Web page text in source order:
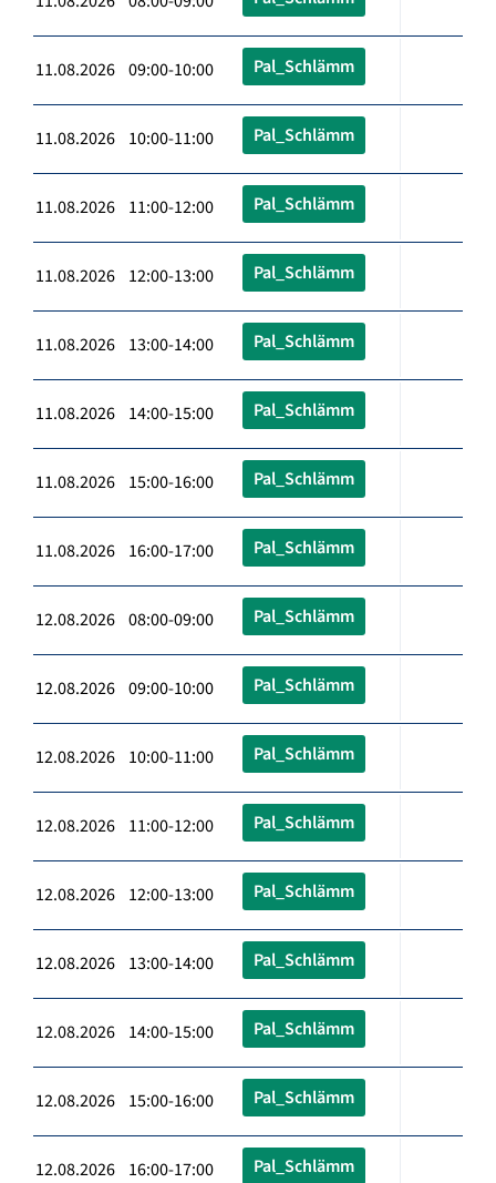
11.08.2026 09:00-10:00 Pal_Schlämm
11.08.2026 10:00-11:00 Pal_Schlämm
11.08.2026 11:00-12:00 Pal_Schlämm
11.08.2026 12:00-13:00 Pal_Schlämm
11.08.2026 13:00-14:00 Pal_Schlämm
11.08.2026 14:00-15:00 Pal_Schlämm
11.08.2026 15:00-16:00 Pal_Schlämm
11.08.2026 16:00-17:00 Pal_Schlämm
12.08.2026 08:00-09:00 Pal_Schlämm
12.08.2026 09:00-10:00 Pal_Schlämm
12.08.2026 10:00-11:00 Pal_Schlämm
12.08.2026 11:00-12:00 Pal_Schlämm
12.08.2026 12:00-13:00 Pal_Schlämm
12.08.2026 13:00-14:00 Pal_Schlämm
12.08.2026 14:00-15:00 Pal_Schlämm
12.08.2026 15:00-16:00 Pal_Schlämm
12.08.2026 16:00-17:00 Pal_Schlämm